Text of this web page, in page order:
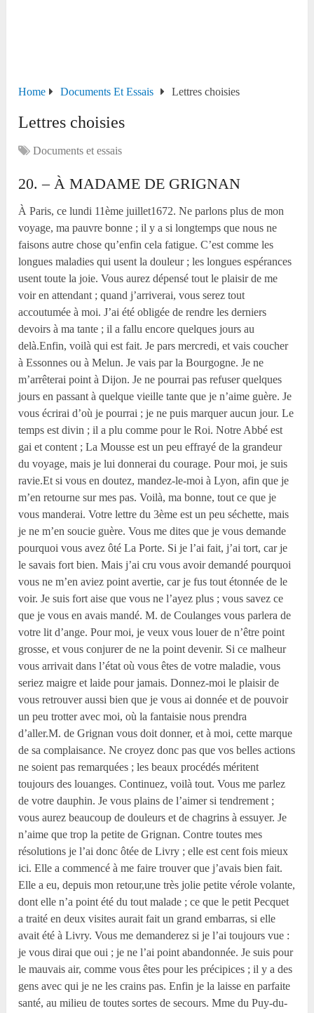
Home Documents Et Essais Lettres choisies
Lettres choisies
Documents et essais
20. – À MADAME DE GRIGNAN
À Paris, ce lundi 11ème juillet1672. Ne parlons plus de mon
voyage, ma pauvre bonne ; il y a si longtemps que nous ne
faisons autre chose qu’enfin cela fatigue. C’est comme les
longues maladies qui usent la douleur ; les longues espérances
usent toute la joie. Vous aurez dépensé tout le plaisir de me
voir en attendant ; quand j’arriverai, vous serez tout
accoutumée à moi. J’ai été obligée de rendre les derniers
devoirs à ma tante ; il a fallu encore quelques jours au
delà.Enfin, voilà qui est fait. Je pars mercredi, et vais coucher
à Essonnes ou à Melun. Je vais par la Bourgogne. Je ne
m’arrêterai point à Dijon. Je ne pourrai pas refuser quelques
jours en passant à quelque vieille tante que je n’aime guère. Je
vous écrirai d’où je pourrai ; je ne puis marquer aucun jour. Le
temps est divin ; il a plu comme pour le Roi. Notre Abbé est
gai et content ; La Mousse est un peu effrayé de la grandeur
du voyage, mais je lui donnerai du courage. Pour moi, je suis
ravie.Et si vous en doutez, mandez-le-moi à Lyon, afin que je
m’en retourne sur mes pas. Voilà, ma bonne, tout ce que je
vous manderai. Votre lettre du 3ème est un peu séchette, mais
je ne m’en soucie guère. Vous me dites que je vous demande
pourquoi vous avez ôté La Porte. Si je l’ai fait, j’ai tort, car je
le savais fort bien. Mais j’ai cru vous avoir demandé pourquoi
vous ne m’en aviez point avertie, car je fus tout étonnée de le
voir. Je suis fort aise que vous ne l’ayez plus ; vous savez ce
que je vous en avais mandé. M. de Coulanges vous parlera de
votre lit d’ange. Pour moi, je veux vous louer de n’être point
grosse, et vous conjurer de ne la point devenir. Si ce malheur
vous arrivait dans l’état où vous êtes de votre maladie, vous
seriez maigre et laide pour jamais. Donnez-moi le plaisir de
vous retrouver aussi bien que je vous ai donnée et de pouvoir
un peu trotter avec moi, où la fantaisie nous prendra
d’aller.M. de Grignan vous doit donner, et à moi, cette marque
de sa complaisance. Ne croyez donc pas que vos belles actions
ne soient pas remarquées ; les beaux procédés méritent
toujours des louanges. Continuez, voilà tout. Vous me parlez
de votre dauphin. Je vous plains de l’aimer si tendrement ;
vous aurez beaucoup de douleurs et de chagrins à essuyer. Je
n’aime que trop la petite de Grignan. Contre toutes mes
résolutions je l’ai donc ôtée de Livry ; elle est cent fois mieux
ici. Elle a commencé à me faire trouver que j’avais bien fait.
Elle a eu, depuis mon retour,une très jolie petite vérole volante,
dont elle n’a point été du tout malade ; ce que le petit Pecquet
a traité en deux visites aurait fait un grand embarras, si elle
avait été à Livry. Vous me demanderez si je l’ai toujours vue :
je vous dirai que oui ; je ne l’ai point abandonnée. Je suis pour
le mauvais air, comme vous êtes pour les précipices ; il y a des
gens avec qui je ne les crains pas. Enfin je la laisse en parfaite
santé, au milieu de toutes sortes de secours. Mme du Puy-du-